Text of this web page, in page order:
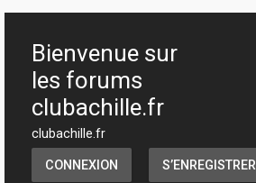
Bienvenue sur
les forums
clubachille.fr
clubachille.fr
CONNEXION S’ENREGISTRER